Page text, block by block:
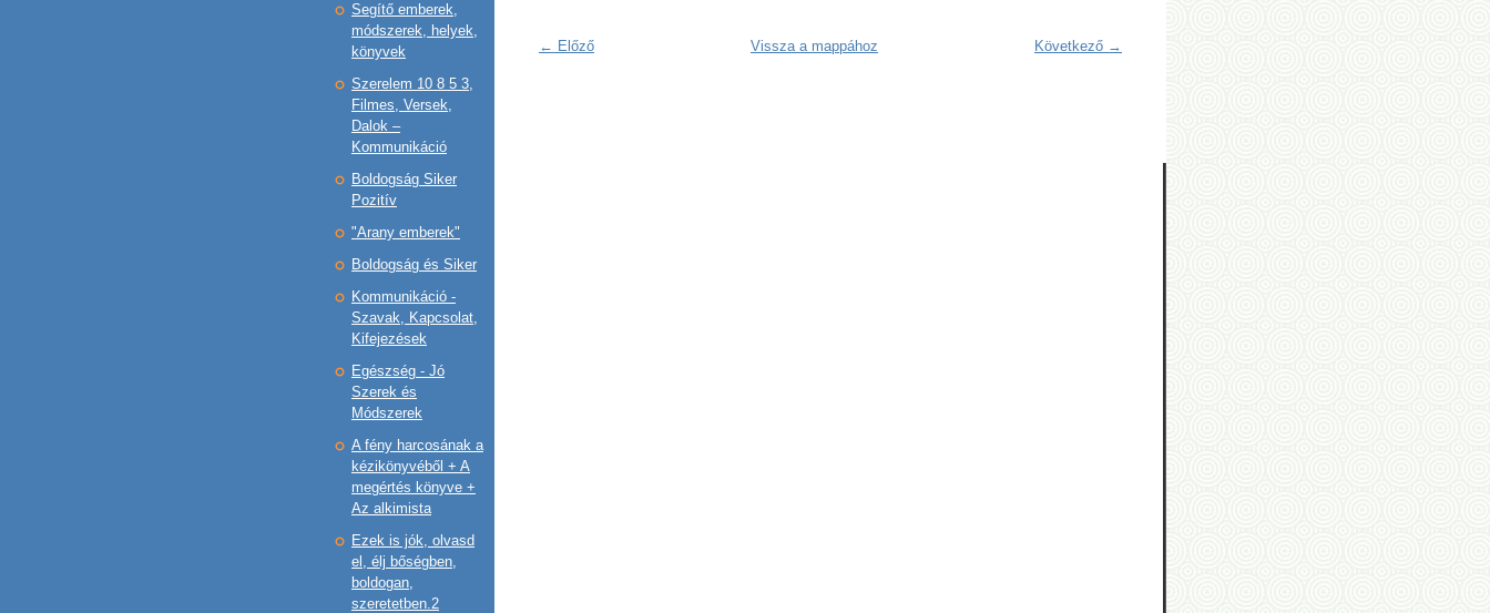
← Előző Következő →
Vissza a mappához
Segítő emberek,
módszerek, helyek,
könyvek
Szerelem 10 8 5 3,
Filmes, Versek,
Dalok –
Kommunikáció
Boldogság Siker
Pozitív
"Arany emberek"
Boldogság és Siker
Kommunikáció -
Szavak, Kapcsolat,
Kifejezések
Egészség - Jó
Szerek és
Módszerek
A fény harcosának a
kézikönyvéből + A
megértés könyve +
Az alkimista
Ezek is jók, olvasd
el, élj bőségben,
boldogan,
szeretetben.2